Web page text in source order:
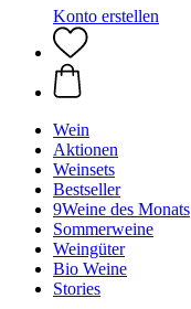
Konto erstellen
Wein
Aktionen
Weinsets
Bestseller
9Weine des Monats
Sommerweine
Weingüter
Bio Weine
Stories